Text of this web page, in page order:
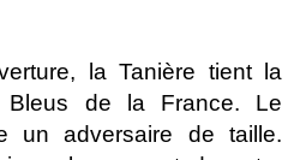
la Tanière tient la
Bleus de la France. Le
un adversaire de taille.